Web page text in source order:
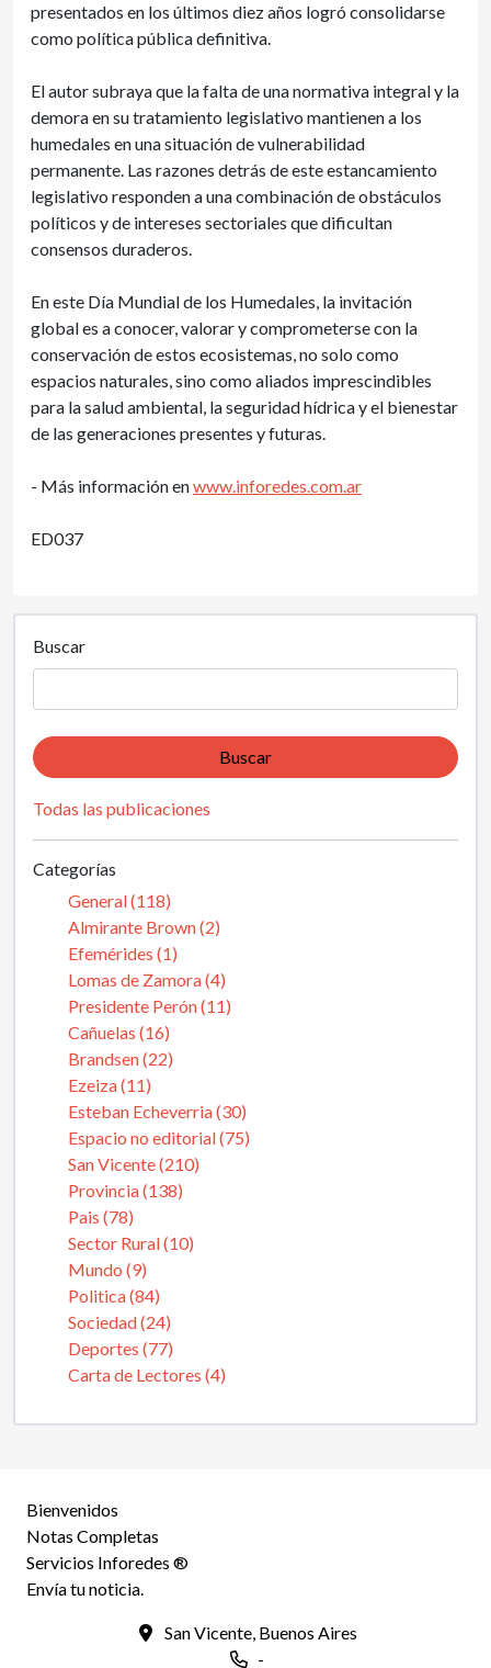
presentados en los últimos diez años logró consolidarse
como política pública definitiva.
El autor subraya que la falta de una normativa integral y la
demora en su tratamiento legislativo mantienen a los
humedales en una situación de vulnerabilidad
permanente. Las razones detrás de este estancamiento
legislativo responden a una combinación de obstáculos
políticos y de intereses sectoriales que dificultan
consensos duraderos.
En este Día Mundial de los Humedales, la invitación
global es a conocer, valorar y comprometerse con la
conservación de estos ecosistemas, no solo como
espacios naturales, sino como aliados imprescindibles
para la salud ambiental, la seguridad hídrica y el bienestar
de las generaciones presentes y futuras.
- Más información enwww.inforedes.com.ar
ED037
Buscar
Buscar
Todas las publicaciones
Categorías
General (118)
Almirante Brown (2)
Efemérides (1)
Lomas de Zamora (4)
Presidente Perón (11)
Cañuelas (16)
Brandsen (22)
Ezeiza (11)
Esteban Echeverria (30)
Espacio no editorial (75)
San Vicente (210)
Provincia (138)
Pais (78)
Sector Rural (10)
Mundo (9)
Politica (84)
Sociedad (24)
Deportes (77)
Carta de Lectores (4)
Bienvenidos
Notas Completas
Servicios Inforedes ®
Envía tu noticia.
San Vicente, Buenos Aires
-